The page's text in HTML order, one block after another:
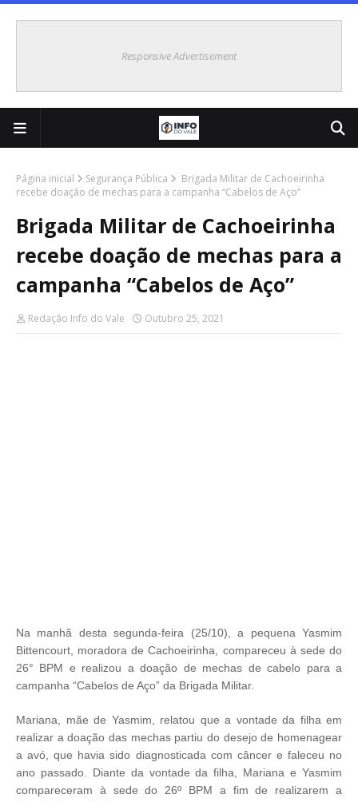
Responsive Advertisement
Página inicial Segurança Pública
Brigada Militar de Cachoeirinha
recebe doação de mechas para a campanha “Cabelos de Aço”
Brigada Militar de Cachoeirinha
recebe doação de mechas para a
campanha “Cabelos de Aço”
Redação Info do Vale Outubro 25, 2021
Na manhã desta segunda-feira (25/10), a pequena Yasmim
Bittencourt, moradora de Cachoeirinha, compareceu à sede do
26° BPM e realizou a doação de mechas de cabelo para a
campanha “Cabelos de Aço” da Brigada Militar.
Mariana, mãe de Yasmim, relatou que a vontade da filha em
realizar a doação das mechas partiu do desejo de homenagear
a avó, que havia sido diagnosticada com câncer e faleceu no
ano passado. Diante da vontade da filha, Mariana e Yasmim
compareceram à sede do 26º BPM a fim de realizarem a